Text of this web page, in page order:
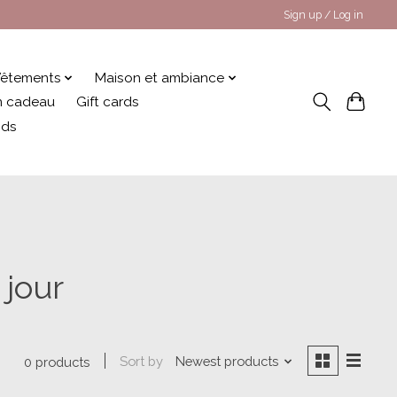
Sign up / Log in
Maison et ambiance
cadeau
Gift cards
0 products Sort by Newest products